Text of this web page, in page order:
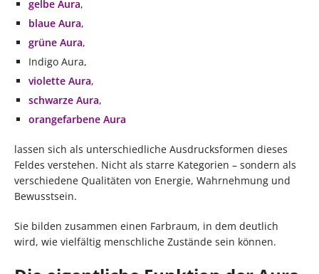
gelbe Aura,
blaue Aura,
grüne Aura,
Indigo Aura,
violette Aura,
schwarze Aura,
orangefarbene Aura
lassen sich als unterschiedliche Ausdrucksformen dieses
Feldes verstehen. Nicht als starre Kategorien – sondern als
verschiedene Qualitäten von Energie, Wahrnehmung und
Bewusstsein.
Sie bilden zusammen einen Farbraum, in dem deutlich
wird, wie vielfältig menschliche Zustände sein können.